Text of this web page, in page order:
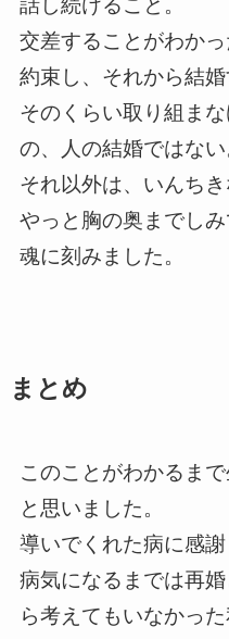
交差することがわか
約束し、それから結婚
そのくらい取り組ま
の、人の結婚ではない
それ以外は、いんちき
やっと胸の奥までしみ
魂に刻みました。
まとめ
このことがわかるま
と思いました。
導いでくれた病に感謝
病気になるまでは再
ら考えてもいなかった